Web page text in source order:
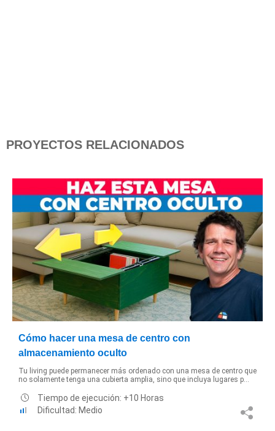
PROYECTOS RELACIONADOS
Cómo hacer una mesa de centro con
almacenamiento oculto
Tu living puede permanecer más ordenado con una mesa de centro que
no solamente tenga una cubierta amplia, sino que incluya lugares p...
Tiempo de ejecución: +10 Horas
Dificultad: Medio